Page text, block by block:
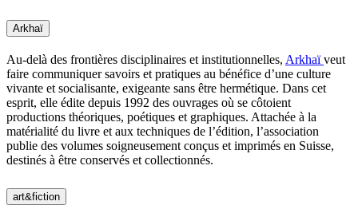
Arkhaï
Au-delà des frontières disciplinaires et institutionnelles, Arkhaïveut
faire communiquer savoirs et pratiques au bénéfice d’une culture
vivante et socialisante, exigeante sans être hermétique. Dans cet
esprit, elle édite depuis 1992 des ouvrages où se côtoient
productions théoriques, poétiques et graphiques. Attachée à la
matérialité du livre et aux techniques de l’édition, l’association
publie des volumes soigneusement conçus et imprimés en Suisse,
destinés à être conservés et collectionnés.
art&fiction